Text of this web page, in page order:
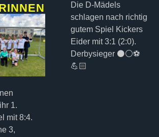
1.
mit 8:4.
3,
Die D-Mädels
schlagen nach richtig
gutem Spiel Kickers
Eider mit 3:1 (2:0).
Derbysieger ⚫️⚪️⚽️
💪🏻